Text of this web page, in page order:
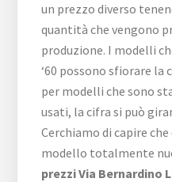
un prezzo diverso
quantità che vengono
produzione. I modelli
‘60 possono sfiorare la
per modelli che sono
usati, la cifra si può
Cerchiamo di capire
modello totalmente
prezzi Via Bernardino